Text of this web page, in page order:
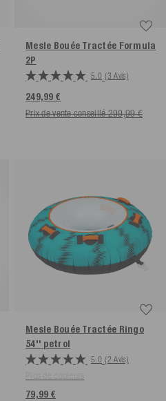
Mesle Bouée Tractée Formula
2P
5.0 (3 Avis)
249,99 €
Prix de vente conseillé 299,99 €
Mesle Bouée Tractée Ringo
54'' petrol
5.0 (2 Avis)
79,99 €